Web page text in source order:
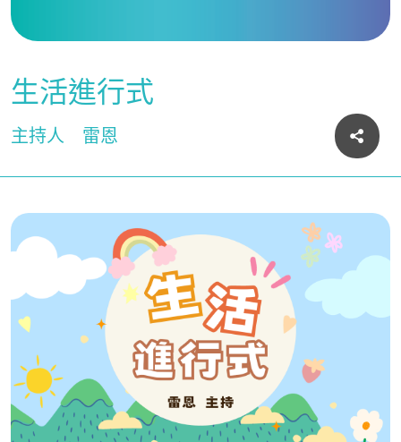
生活進行式
主持人 雷恩